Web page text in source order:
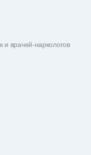
и врачей-наркологов